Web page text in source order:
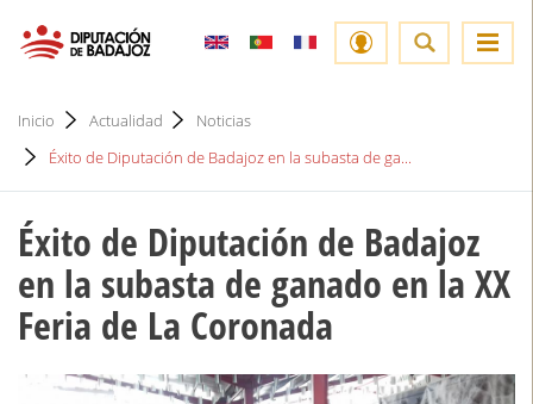
Inicio Actualidad
Noticias
Éxito de Diputación de Badajoz en la subasta de ga...
Éxito de Diputación de Badajoz
en la subasta de ganado en la XX
Feria de La Coronada